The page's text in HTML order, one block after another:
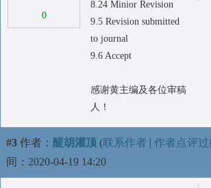
0
8.24 Minior Revision
9.5 Revision submitted
to journal
9.6 Accept
感谢黄主编及各位审稿
人！
#3 作者： 醍胡灌顶 (联系作者 | 作者点评过
间：2020-04-19 14:20